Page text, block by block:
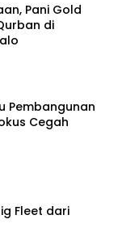
Pani Gold
di
Pembangunan
Cegah
Fleet dari